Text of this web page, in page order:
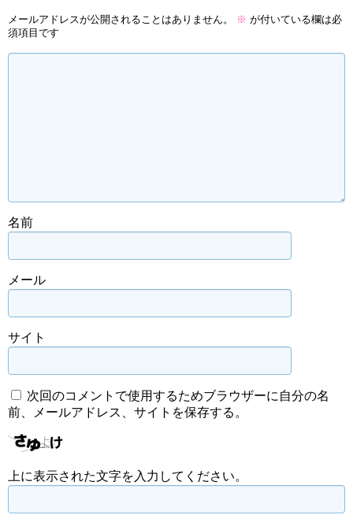
メールアドレスが公開されることはありません。 ※ が付いている欄は必
須項目です
名前
メール
サイト
次回のコメントで使用するためブラウザーに自分の名
前、メールアドレス、サイトを保存する。
上に表示された文字を入力してください。